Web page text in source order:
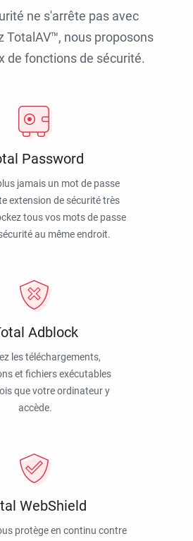
ne s'arrête pas avec
TotalAV™, nous proposons
de fonctions de sécurité.
Password
jamais un mot de passe
extension de sécurité très
tous vos mots de passe
au même endroit.
Adblock
les téléchargements,
et fichiers exécutables
que votre ordinateur y
accède.
WebShield
protège en continu contre